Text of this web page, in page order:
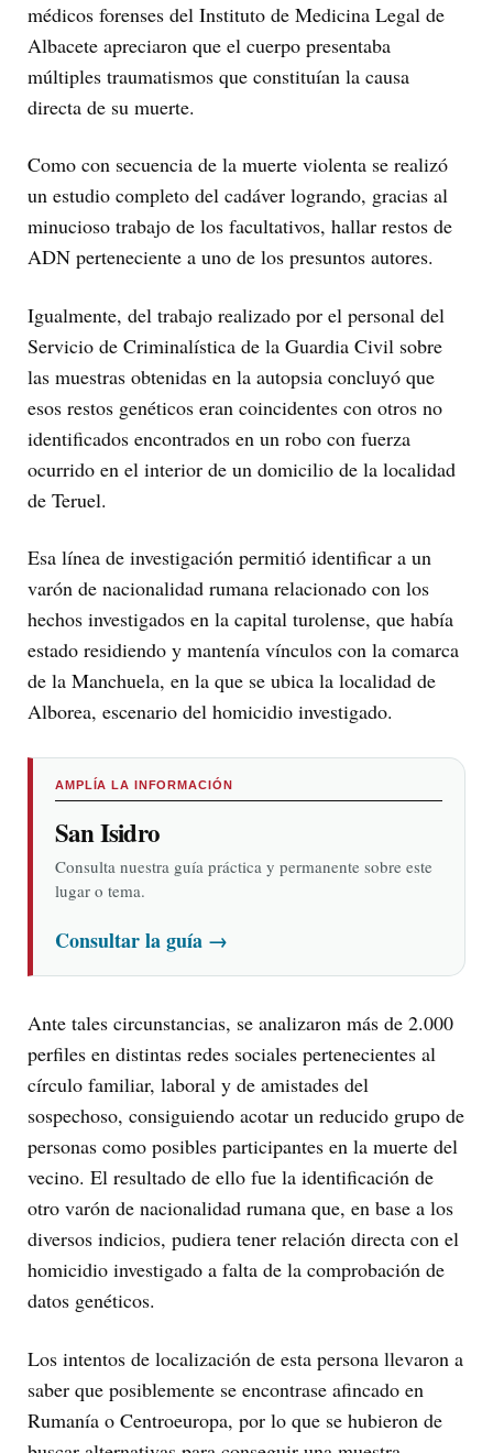
médicos forenses del Instituto de Medicina Legal de
Albacete apreciaron que el cuerpo presentaba
múltiples traumatismos que constituían la causa
directa de su muerte.
Como con secuencia de la muerte violenta se realizó
un estudio completo del cadáver logrando, gracias al
minucioso trabajo de los facultativos, hallar restos de
ADN perteneciente a uno de los presuntos autores.
Igualmente, del trabajo realizado por el personal del
Servicio de Criminalística de la Guardia Civil sobre
las muestras obtenidas en la autopsia concluyó que
esos restos genéticos eran coincidentes con otros no
identificados encontrados en un robo con fuerza
ocurrido en el interior de un domicilio de la localidad
de Teruel.
Esa línea de investigación permitió identificar a un
varón de nacionalidad rumana relacionado con los
hechos investigados en la capital turolense, que había
estado residiendo y mantenía vínculos con la comarca
de la Manchuela, en la que se ubica la localidad de
Alborea, escenario del homicidio investigado.
AMPLÍA LA INFORMACIÓN
San Isidro
Consulta nuestra guía práctica y permanente sobre este
lugar o tema.
Consultar la guía →
Ante tales circunstancias, se analizaron más de 2.000
perfiles en distintas redes sociales pertenecientes al
círculo familiar, laboral y de amistades del
sospechoso, consiguiendo acotar un reducido grupo de
personas como posibles participantes en la muerte del
vecino. El resultado de ello fue la identificación de
otro varón de nacionalidad rumana que, en base a los
diversos indicios, pudiera tener relación directa con el
homicidio investigado a falta de la comprobación de
datos genéticos.
Los intentos de localización de esta persona llevaron a
saber que posiblemente se encontrase afincado en
Rumanía o Centroeuropa, por lo que se hubieron de